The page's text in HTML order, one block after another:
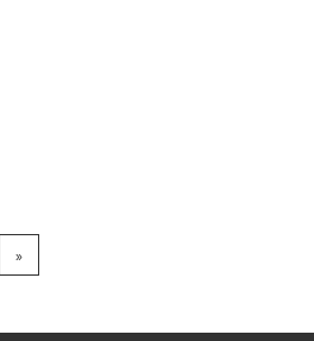
»